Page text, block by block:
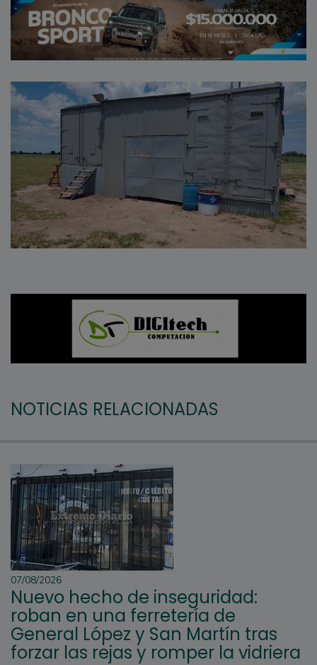
NOTICIAS RELACIONADAS
07/08/2026
Nuevo hecho de inseguridad:
roban en una ferretería de
General López y San Martín tras
forzar las rejas y romper la vidriera